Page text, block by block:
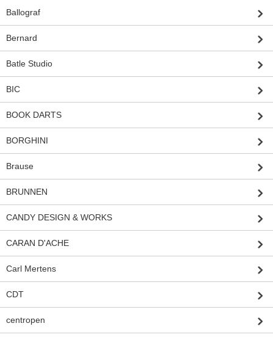
Ballograf
Bernard
Batle Studio
BIC
BOOK DARTS
BORGHINI
Brause
BRUNNEN
CANDY DESIGN & WORKS
CARAN D'ACHE
Carl Mertens
CDT
centropen